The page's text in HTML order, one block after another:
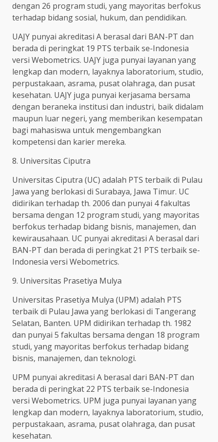
dengan 26 program studi, yang mayoritas berfokus
terhadap bidang sosial, hukum, dan pendidikan.
UAJY punyai akreditasi A berasal dari BAN-PT dan
berada di peringkat 19 PTS terbaik se-Indonesia
versi Webometrics. UAJY juga punyai layanan yang
lengkap dan modern, layaknya laboratorium, studio,
perpustakaan, asrama, pusat olahraga, dan pusat
kesehatan. UAJY juga punyai kerjasama bersama
dengan beraneka institusi dan industri, baik didalam
maupun luar negeri, yang memberikan kesempatan
bagi mahasiswa untuk mengembangkan
kompetensi dan karier mereka.
8. Universitas Ciputra
Universitas Ciputra (UC) adalah PTS terbaik di Pulau
Jawa yang berlokasi di Surabaya, Jawa Timur. UC
didirikan terhadap th. 2006 dan punyai 4 fakultas
bersama dengan 12 program studi, yang mayoritas
berfokus terhadap bidang bisnis, manajemen, dan
kewirausahaan. UC punyai akreditasi A berasal dari
BAN-PT dan berada di peringkat 21 PTS terbaik se-
Indonesia versi Webometrics.
9. Universitas Prasetiya Mulya
Universitas Prasetiya Mulya (UPM) adalah PTS
terbaik di Pulau Jawa yang berlokasi di Tangerang
Selatan, Banten. UPM didirikan terhadap th. 1982
dan punyai 5 fakultas bersama dengan 18 program
studi, yang mayoritas berfokus terhadap bidang
bisnis, manajemen, dan teknologi.
UPM punyai akreditasi A berasal dari BAN-PT dan
berada di peringkat 22 PTS terbaik se-Indonesia
versi Webometrics. UPM juga punyai layanan yang
lengkap dan modern, layaknya laboratorium, studio,
perpustakaan, asrama, pusat olahraga, dan pusat
kesehatan.